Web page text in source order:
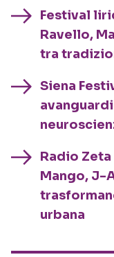
Festival
Ravello,
tra
Siena
Radio
Mango, J-
urbana